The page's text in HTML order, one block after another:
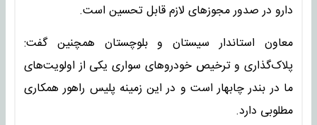
دارو در صدور مجوز‌های لازم قابل تحسین است.
معاون استاندار سیستان و بلوچستان همچنین گفت:
پلاک‌گذاری و ترخیص خودرو‌های سواری یکی از اولویت‌های
ما در بندر چابهار است و در این زمینه پلیس راهور همکاری
مطلوبی دارد.